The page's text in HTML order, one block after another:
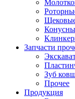
Запчасти
Зуб
Прочее
Продукция